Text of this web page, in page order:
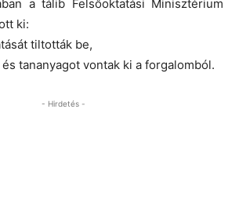
a tálib Felsőoktatási Minisztérium
ki:
tiltották be,
tananyagot vontak ki a forgalomból.
- Hirdetés -